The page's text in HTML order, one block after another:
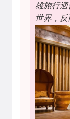
雄旅行適
世界，反